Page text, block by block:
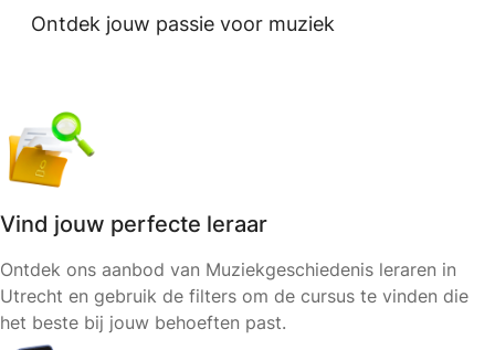
Ontdek jouw passie voor muziek
Vind jouw perfecte leraar
Ontdek ons aanbod van Muziekgeschiedenis leraren in
Utrecht en gebruik de filters om de cursus te vinden die
het beste bij jouw behoeften past.